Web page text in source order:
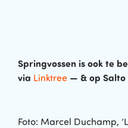
Springvossen is ook te
via Linktree — & op
Foto: Marcel Duchamp,